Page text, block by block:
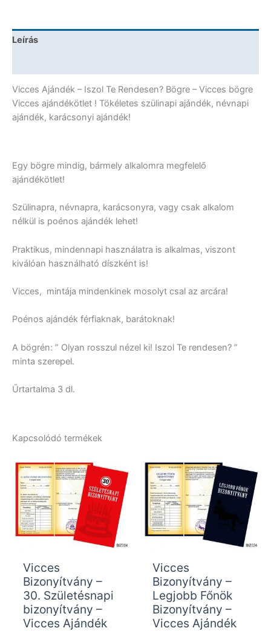
Ajándék
Leírás
Vicces Ajándék – Iszol Te Rendesen? Bögre – Vicces bögre
Vicces ajándékötlet ! Tökéletes szülinapi ajándék, névnapi
ajándék, karácsonyi ajándék!
Egy bögre mindig, bármely alkalomra megfelelő
ajándékötlet!
Szülinapra, névnapra, karácsonyra, vagy csak alkalom
nélkül is poénos ajándék lehet!
Praktikus, mindennapi használatra is alkalmas, viszont
kiválóan használható díszként is!
Vicces, mintája mindenkinek mosolyt csal az arcára!
Poénos ajándék férfiaknak, barátoknak!
A bögrén: ” Olyan rosszul nézel ki! Iszol Te rendesen? ”
minta szerepel.
Űrtartalma 3 dl.
Kapcsolódó termékek
Vicces
Bizonyítvány –
30. Születésnapi
bizonyítvány –
Vicces Ajándék
Vicces
Bizonyítvány –
Legjobb Főnök
Bizonyítvány –
Vicces Ajándék